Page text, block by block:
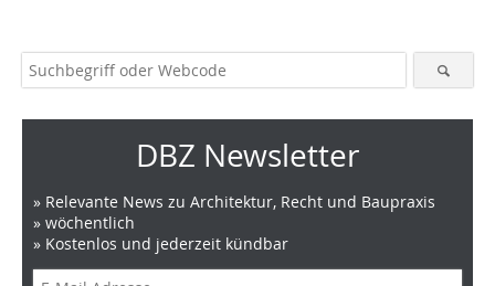
DBZ Newsletter
» Relevante News zu Architektur, Recht und Baupraxis
» wöchentlich
» Kostenlos und jederzeit kündbar